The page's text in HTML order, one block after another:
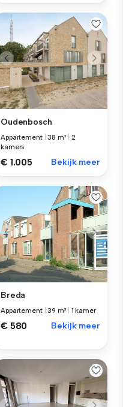
Oudenbosch
Appartement |38 m²
2
kamers
€ 1.005 Bekijk meer
Breda
Appartement |39 m² 1 kamer
€ 580 Bekijk meer